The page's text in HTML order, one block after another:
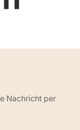
Nachricht per